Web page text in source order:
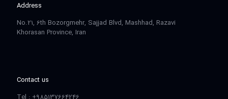
Address
No.21, 6th Bozorgmehr, Sajjad Blvd, Mashhad, Razavi
Khorasan Province, Iran
Contact us